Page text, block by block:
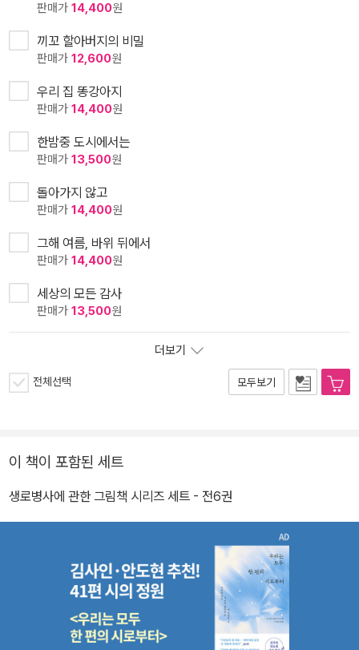
판매가 14,400원
끼꼬 할아버지의 비밀
판매가 12,600원
우리 집 똥강아지
판매가 14,400원
한밤중 도시에서는
판매가 13,500원
돌아가지 않고
판매가 14,400원
그해 여름, 바위 뒤에서
판매가 14,400원
세상의 모든 감사
판매가 13,500원
더보기
전체선택 모두보기
이 책이 포함된 세트
생로병사에 관한 그림책 시리즈 세트 - 전6권